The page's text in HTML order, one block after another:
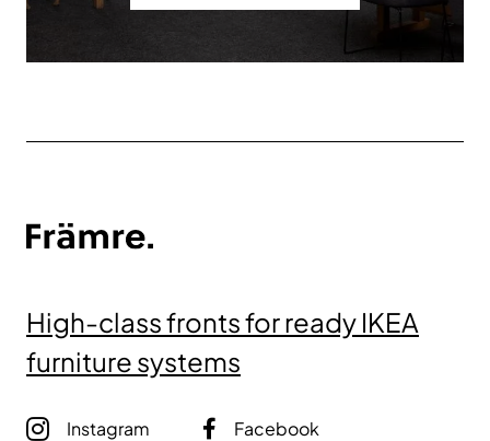
High-class fronts for ready IKEA
furniture systems
Instagram Facebook